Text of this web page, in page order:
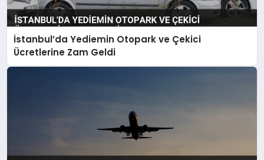
İstanbul’da Yediemin Otopark ve Çekici
Ücretlerine Zam Geldi